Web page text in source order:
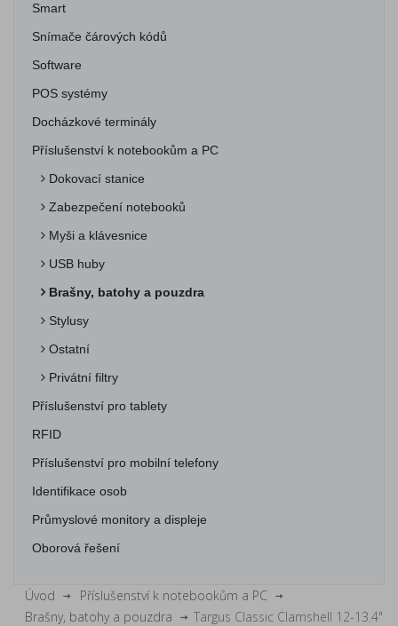
Smart
Snímače čárových kódů
Software
POS systémy
Docházkové terminály
Příslušenství k notebookům a PC
Dokovací stanice
Zabezpečení notebooků
Myši a klávesnice
USB huby
Brašny, batohy a pouzdra
Stylusy
Ostatní
Privátní filtry
Příslušenství pro tablety
RFID
Příslušenství pro mobilní telefony
Identifikace osob
Průmyslové monitory a displeje
Oborová řešení
Úvod
Příslušenství k notebookům a PC
Brašny, batohy a pouzdra
Targus Classic Clamshell 12-13.4"